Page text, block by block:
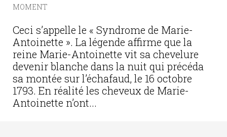
MOMENT
Ceci s’appelle le « Syndrome de Marie-
Antoinette ». La légende affirme que la
reine Marie-Antoinette vit sa chevelure
devenir blanche dans la nuit qui précéda
sa montée sur l’échafaud, le 16 octobre
1793. En réalité les cheveux de Marie-
Antoinette n’ont...